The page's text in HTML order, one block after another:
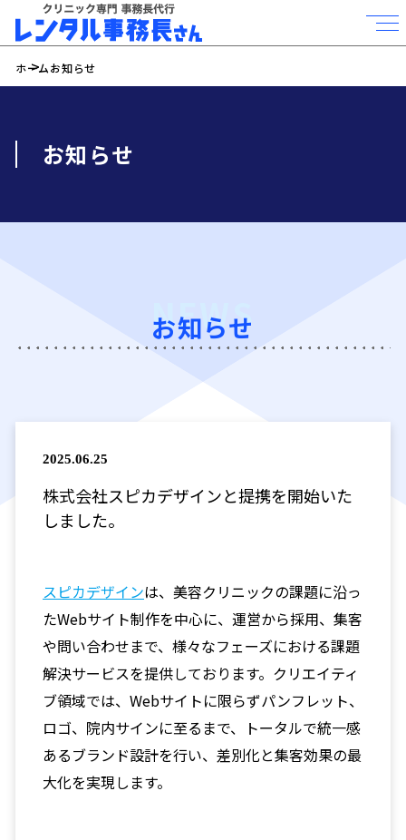
ホームお知らせ
お知らせ
NEWS
お知らせ
2025.06.25
株式会社スピカデザインと提携を開始いた
しました。
スピカデザインは、美容クリニックの課題に沿っ
たWebサイト制作を中心に、運営から採用、集客
や問い合わせまで、様々なフェーズにおける課題
解決サービスを提供しております。クリエイティ
ブ領域では、Webサイトに限らずパンフレット、
ロゴ、院内サインに至るまで、トータルで統一感
あるブランド設計を行い、差別化と集客効果の最
大化を実現します。